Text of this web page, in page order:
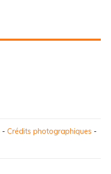
- Crédits photographiques -